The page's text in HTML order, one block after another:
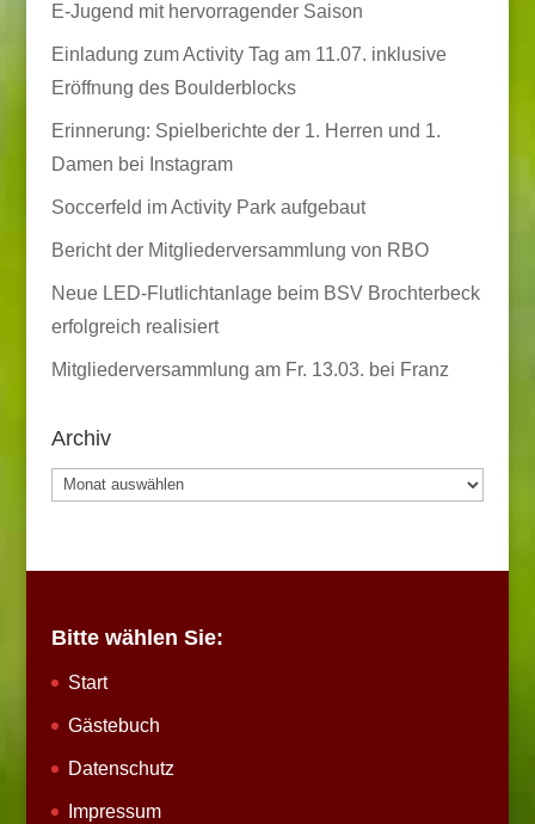
E-Jugend mit hervorragender Saison
Einladung zum Activity Tag am 11.07. inklusive
Eröffnung des Boulderblocks
Erinnerung: Spielberichte der 1. Herren und 1.
Damen bei Instagram
Soccerfeld im Activity Park aufgebaut
Bericht der Mitgliederversammlung von RBO
Neue LED-Flutlichtanlage beim BSV Brochterbeck
erfolgreich realisiert
Mitgliederversammlung am Fr. 13.03. bei Franz
Archiv
Archiv
Bitte wählen Sie:
Start
Gästebuch
Datenschutz
Impressum